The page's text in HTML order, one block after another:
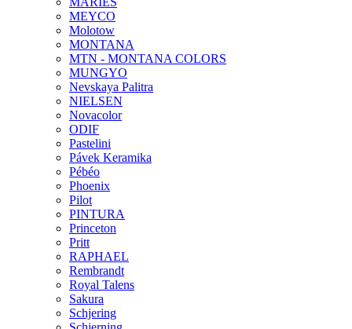
MEYCO
Molotow
MONTANA
MTN - MONTANA COLORS
MUNGYO
Nevskaya Palitra
NIELSEN
Novacolor
ODIF
Pastelini
Pávek Keramika
Pébéo
Phoenix
Pilot
PINTURA
Princeton
Pritt
RAPHAEL
Rembrandt
Royal Talens
Sakura
Schjering